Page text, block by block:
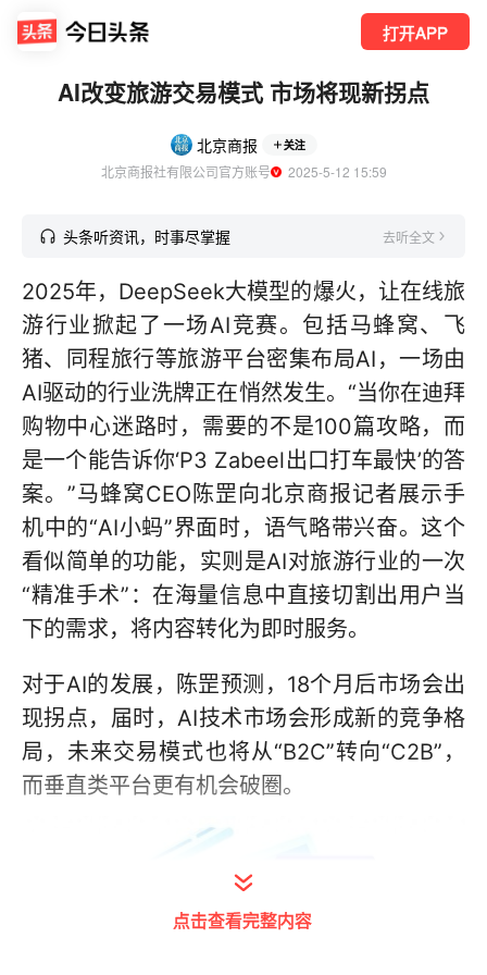
打开APP
AI改变旅游交易模式 市场将现新拐点
北京商报 关注
北京商报社有限公司官方账号
  2025-5-12 15:59
头条听资讯，时事尽掌握 去听全文
2025年，DeepSeek大模型的爆火，让在线旅
游行业掀起了一场AI竞赛。包括马蜂窝、飞
猪、同程旅行等旅游平台密集布局AI，一场由
AI驱动的行业洗牌正在悄然发生。“当你在迪拜
购物中心迷路时，需要的不是100篇攻略，而
是一个能告诉你‘P3 Zabeel出口打车最快’的答
案。”马蜂窝CEO陈罡向北京商报记者展示手
机中的“AI小蚂”界面时，语气略带兴奋。这个
看似简单的功能，实则是AI对旅游行业的一次
“精准手术”：在海量信息中直接切割出用户当
下的需求，将内容转化为即时服务。
对于AI的发展，陈罡预测，18个月后市场会出
现拐点，届时，AI技术市场会形成新的竞争格
局，未来交易模式也将从“B2C”转向“C2B”，
而垂直类平台更有机会破圈。
点击查看完整内容